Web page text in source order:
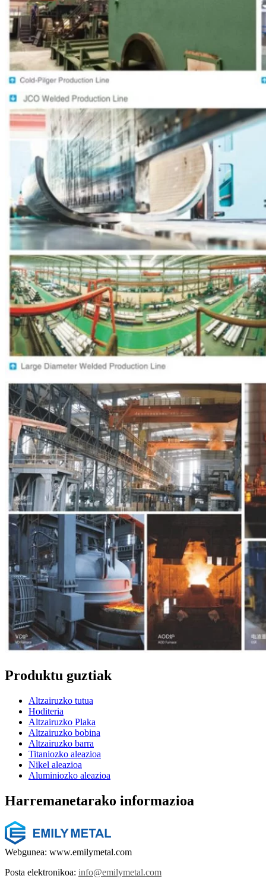
Produktu guztiak
Altzairuzko tutua
Hoditeria
Altzairuzko Plaka
Altzairuzko bobina
Altzairuzko barra
Titaniozko aleazioa
Nikel aleazioa
Aluminiozko aleazioa
Harremanetarako informazioa
Webgunea: www.emilymetal.com
Posta elektronikoa: info@emilymetal.com